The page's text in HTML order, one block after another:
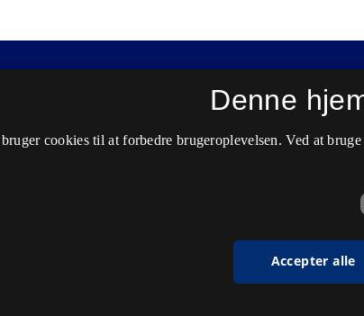
Tidsskrift for Kriminalvidenskab
3051 (Online)
Denne
cookies til at forbedre brugeroplevelsen. Ved at
Accepter alle